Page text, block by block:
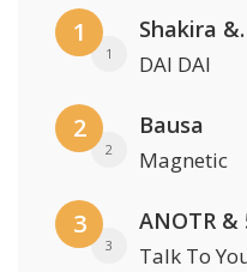
1
1
Shakira
DAI DAI
2
2
Bausa
Magnetic
3
3
ANOTR
Talk To